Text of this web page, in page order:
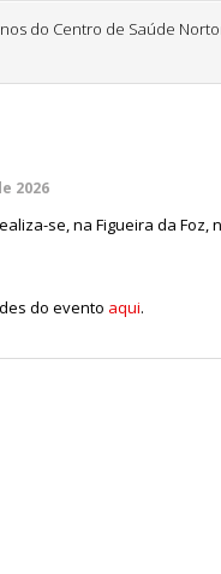
do Centro de Saúde
2026
se, na Figueira da Foz,
do evento aqui.